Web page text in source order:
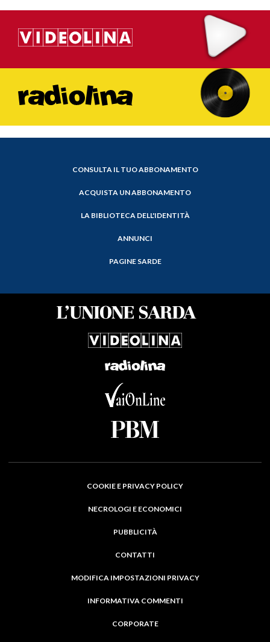
CONSULTA IL TUO ABBONAMENTO
ACQUISTA UN ABBONAMENTO
LA BIBLIOTECA DELL'IDENTITÀ
ANNUNCI
PAGINE SARDE
COOKIE E PRIVACY POLICY
NECROLOGI E ECONOMICI
PUBBLICITÀ
CONTATTI
MODIFICA IMPOSTAZIONI PRIVACY
INFORMATIVA COMMENTI
CORPORATE